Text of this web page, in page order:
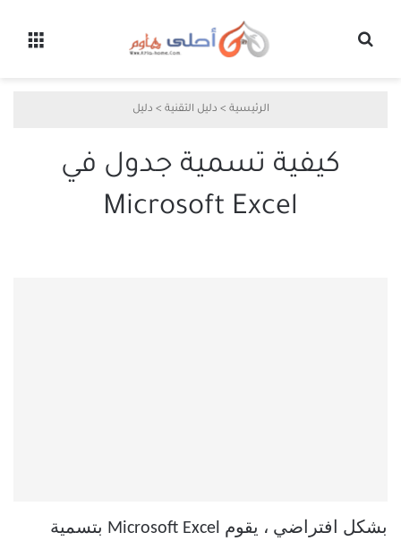
الرئيسية > دليل التقنية > دليل
كيفية تسمية جدول في
Microsoft Excel
بشكل افتراضي ، يقوم Microsoft Excel بتسمية